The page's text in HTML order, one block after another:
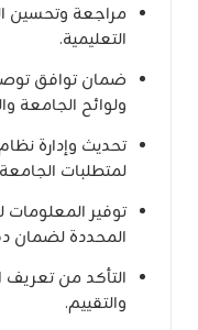
مراجعة وتحسين
التعليمية.
ضمان توافق
ولوائح الجامعة
تحديث وإدارة
لمتطلبات
توفير المعلومات
المحددة لضمان
التأكد من تعريف
والتقييم.